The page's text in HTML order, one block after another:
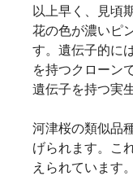
以上早く、見頃
花の色が濃いピ
す。遺伝子的に
を持つクローン
遺伝子を持つ実
河津桜の類似品
げられます。こ
えられています